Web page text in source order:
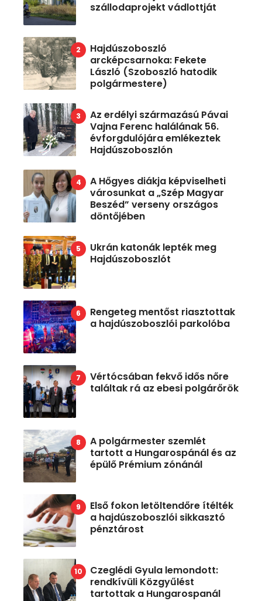
szállodaprojekt vádlottját
Hajdúszoboszló
arcképcsarnoka: Fekete
László (Szoboszló hatodik
polgármestere)
Az erdélyi származású Pávai
Vajna Ferenc halálának 56.
évforgdulójára emlékeztek
Hajdúszoboszlón
A Hőgyes diákja képviselheti
városunkat a „Szép Magyar
Beszéd” verseny országos
döntőjében
Ukrán katonák lepték meg
Hajdúszoboszlót
Rengeteg mentőst riasztottak
a hajdúszoboszlói parkolóba
Vértócsában fekvő idős nőre
találtak rá az ebesi polgárőrök
A polgármester szemlét
tartott a Hungarospánál és az
épülő Prémium zónánál
Első fokon letöltendőre ítélték
a hajdúszoboszlói sikkasztó
pénztárost
Czeglédi Gyula lemondott:
rendkívüli Közgyűlést
tartottak a Hungarospanál